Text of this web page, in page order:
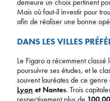
demeure un choix pertinent
Mais où faut-il investir pour
afin de réaliser une bonne
DANS LES VILLES
Le Figaro a récemment classé
poursuivre ses études, et le
souvent lauréates de ce
Lyon et Nantes. Trois